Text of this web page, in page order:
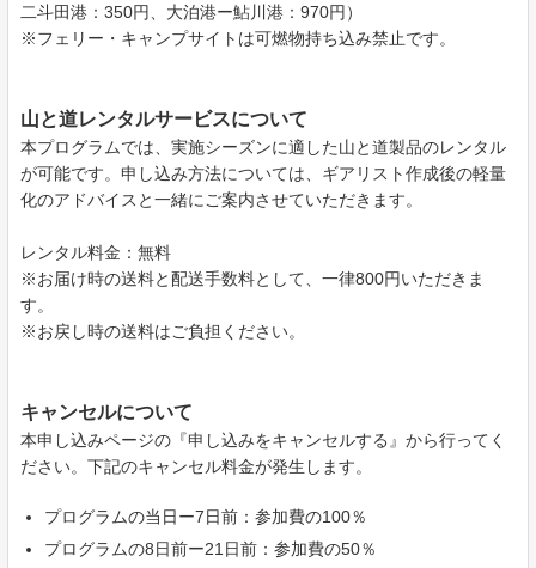
二斗田港：350円、大泊港ー鮎川港：970円）
※フェリー・キャンプサイトは可燃物持ち込み禁止です。
山と道レンタルサービスについて
本プログラムでは、実施シーズンに適した山と道製品のレンタル
が可能です。申し込み方法については、ギアリスト作成後の軽量
化のアドバイスと一緒にご案内させていただきます。
レンタル料金：無料
※お届け時の送料と配送手数料として、一律800円いただきま
す。
※お戻し時の送料はご負担ください。
キャンセルについて
本申し込みページの『申し込みをキャンセルする』から行ってく
ださい。下記のキャンセル料金が発生します。
プログラムの当日ー7日前：参加費の100％
プログラムの8日前ー21日前：参加費の50％